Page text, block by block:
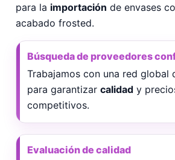
para la importación de envases
acabado frosted.
Búsqueda de proveedores
Trabajamos con una red global
para garantizar calidad y
competitivos.
Evaluación de calidad